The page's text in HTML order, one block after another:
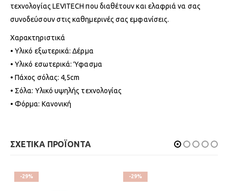
τεχνολογίας LEVITECH που διαθέτουν και ελαφριά να σας
συνοδεύσουν στις καθημερινές σας εμφανίσεις.
Χαρακτηριστικά
• Υλικό εξωτερικά: Δέρμα
• Υλικό εσωτερικά: Ύφασμα
• Πάχος σόλας: 4,5cm
• Σόλα: Υλικό υψηλής τεχνολογίας
• Φόρμα: Κανονική
ΣΧΕΤΙΚΑ ΠΡΟΪΟΝΤΑ
-29% -29%